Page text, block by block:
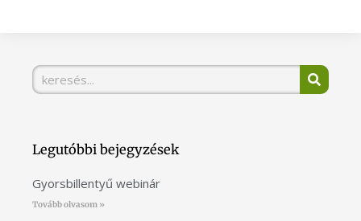
Elfogadom és betöltöm
Keresés
Legutóbbi bejegyzések
Gyorsbillentyű webinár
Tovább olvasom »